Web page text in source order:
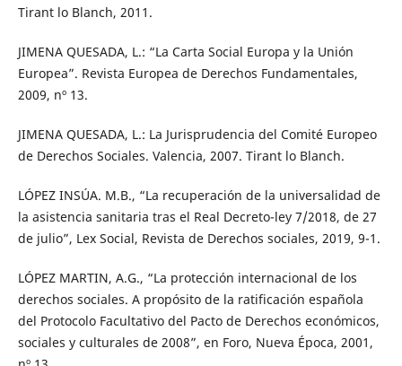
Tirant lo Blanch, 2011.
JIMENA QUESADA, L.: “La Carta Social Europa y la Unión
Europea”. Revista Europea de Derechos Fundamentales,
2009, nº 13.
JIMENA QUESADA, L.: La Jurisprudencia del Comité Europeo
de Derechos Sociales. Valencia, 2007. Tirant lo Blanch.
LÓPEZ INSÚA. M.B., “La recuperación de la universalidad de
la asistencia sanitaria tras el Real Decreto-ley 7/2018, de 27
de julio”, Lex Social, Revista de Derechos sociales, 2019, 9-1.
LÓPEZ MARTIN, A.G., “La protección internacional de los
derechos sociales. A propósito de la ratificación española
del Protocolo Facultativo del Pacto de Derechos económicos,
sociales y culturales de 2008”, en Foro, Nueva Época, 2001,